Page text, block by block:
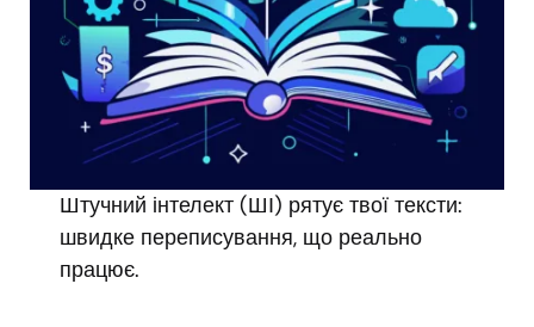
Штучний інтелект (ШІ) рятує твої тексти:
швидке переписування, що реально
працює.